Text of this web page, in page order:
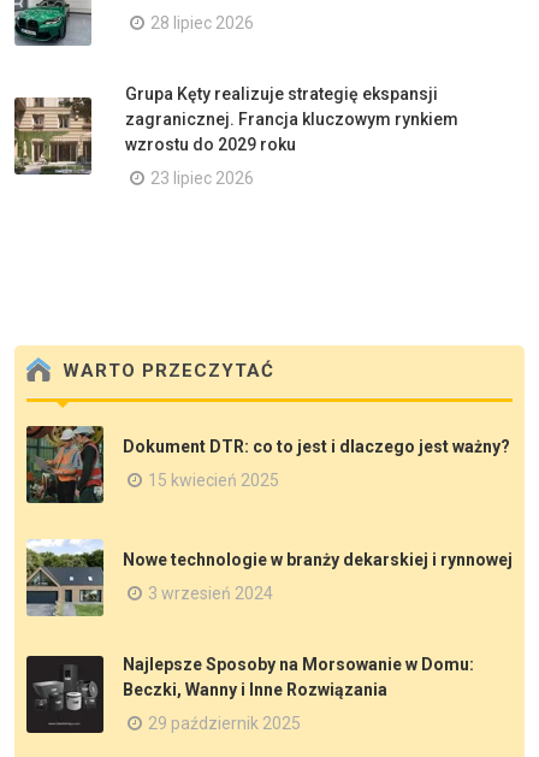
28 lipiec 2026
Grupa Kęty realizuje strategię ekspansji
zagranicznej. Francja kluczowym rynkiem
wzrostu do 2029 roku
23 lipiec 2026
WARTO PRZECZYTAĆ
Dokument DTR: co to jest i dlaczego jest ważny?
15 kwiecień 2025
Nowe technologie w branży dekarskiej i rynnowej
3 wrzesień 2024
Najlepsze Sposoby na Morsowanie w Domu:
Beczki, Wanny i Inne Rozwiązania
29 październik 2025